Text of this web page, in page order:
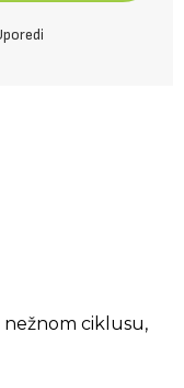
nežnom ciklusu,